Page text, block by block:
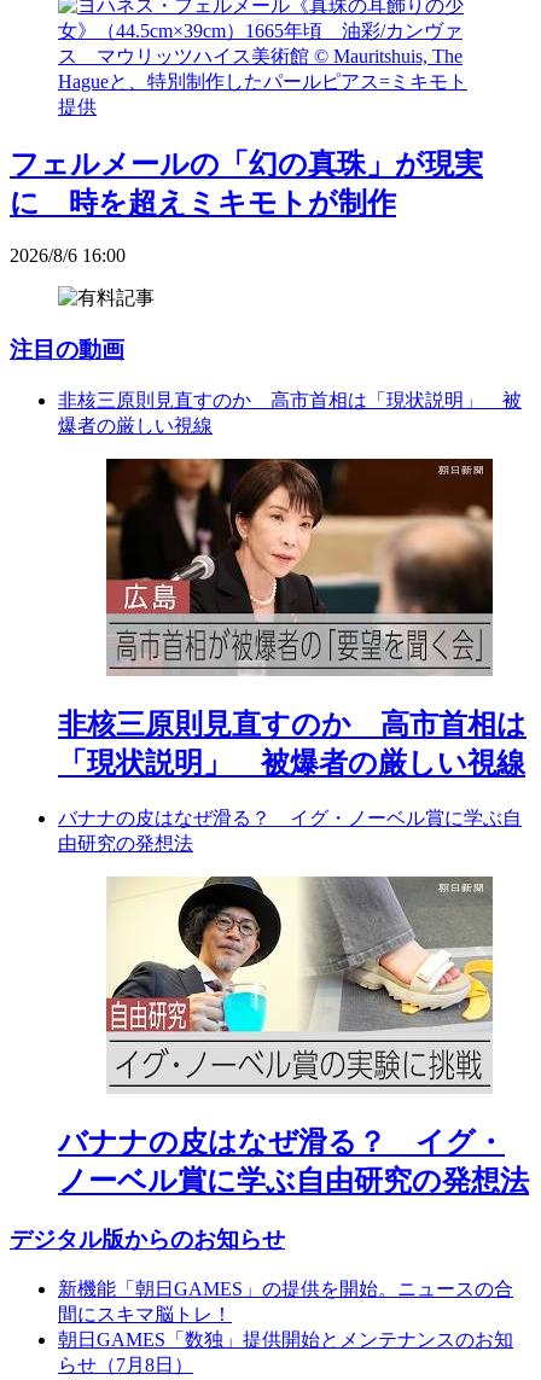
フェルメールの「幻の真珠」が現実
に 時を超えミキモトが制作
2026/8/6 16:00
注目の動画
非核三原則見直すのか 高市首相は「現状説明」 被
爆者の厳しい視線
非核三原則見直すのか 高市首相は
「現状説明」 被爆者の厳しい視線
バナナの皮はなぜ滑る？ イグ・ノーベル賞に学ぶ自
由研究の発想法
バナナの皮はなぜ滑る？ イグ・
ノーベル賞に学ぶ自由研究の発想法
デジタル版からのお知らせ
新機能「朝日GAMES」の提供を開始。ニュースの合
間にスキマ脳トレ！
朝日GAMES「数独」提供開始とメンテナンスのお知
らせ（7月8日）